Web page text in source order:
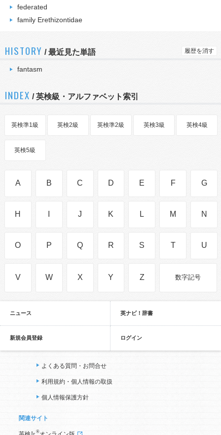
federated
family Erethizontidae
HISTORY /最近見た単語 履歴を消す
fantasm
INDEX / 英検級・アルファベット索引
英検準1級 英検2級 英検準2級 英検3級 英検4級
英検5級
A B C D E F G
H J K L M N
O P Q R S T U
V W X Y Z 数字記号
ニュース 英ナビ！辞書
新規会員登録 ログイン
よくある質問・お問合せ
利用規約・個人情報の取扱
個人情報保護方針
関連サイト
®